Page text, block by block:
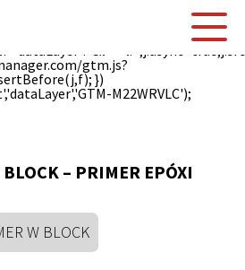
gtm.js?
})
M22WRVLC');
– PRIMER EPÓXI
W BLOCK